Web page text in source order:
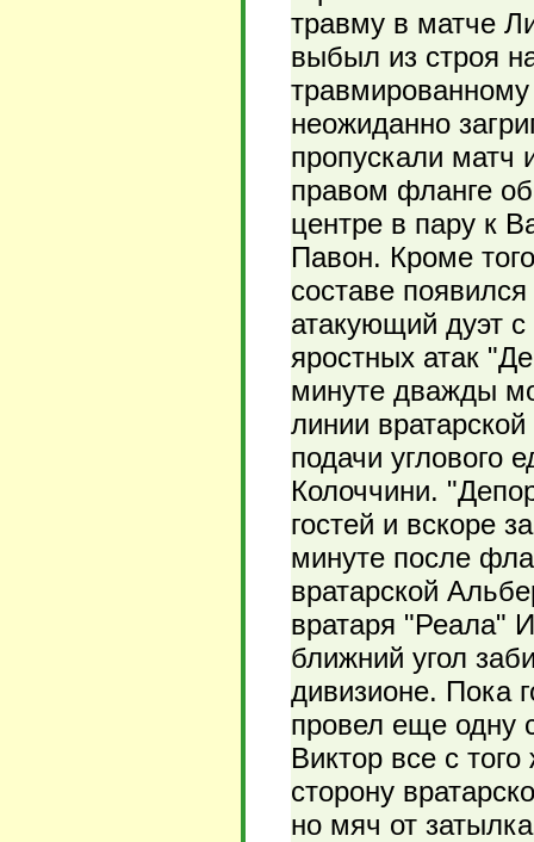
травму в матче
выбыл из строя
неожиданно
пропускали матч
правом фланге
центре в пару к
Павон. Кроме
составе
атакующий дуэт
яростных атак
минуте дважды
линии
подачи углового
Колоччини.
гостей и вскоре
минуте после
вратарской
вратаря "Реала"
ближний угол
дивизионе. Пока
провел еще одну
Виктор все с
сторону
но мяч от